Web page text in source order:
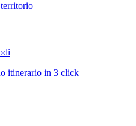
itinerario in 3 click